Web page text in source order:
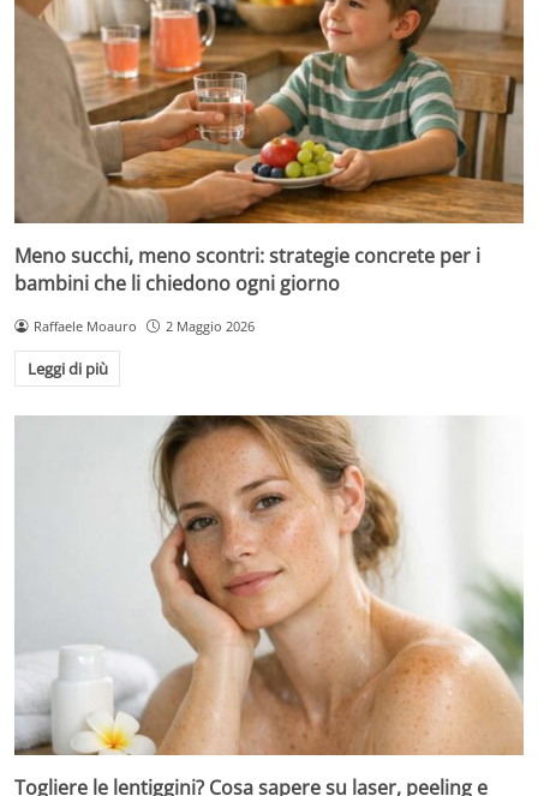
Meno succhi, meno scontri: strategie concrete per i
bambini che li chiedono ogni giorno
Raffaele Moauro 2 Maggio 2026
Leggi di più
Togliere le lentiggini? Cosa sapere su laser, peeling e